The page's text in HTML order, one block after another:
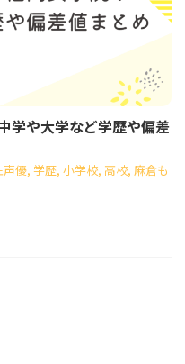
学や大学など学歴や偏差
声優, 学歴, 小学校, 高校, 麻倉も